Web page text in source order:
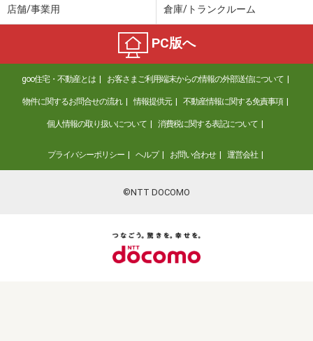
店舗/事業用 倉庫/トランクルーム
PC版へ
goo住宅・不動産とは お客さまご利用端末からの情報の外部送信について
物件に関するお問合せの流れ 情報提供元 不動産情報に関する免責事項
個人情報の取り扱いについて 消費税に関する表記について
プライバシーポリシー ヘルプ お問い合わせ 運営会社
©NTT DOCOMO